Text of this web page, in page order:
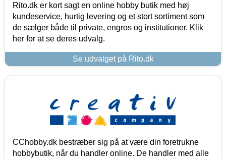
Rito.dk er kort sagt en online hobby butik med høj
kundeservice, hurtig levering og et stort sortiment som
de sælger både til private, engros og institutioner. Klik
her for at se deres udvalg.
Se udvalget på Rito.dk
CChobby.dk bestræber sig på at være din foretrukne
hobbybutik, når du handler online. De handler med alle